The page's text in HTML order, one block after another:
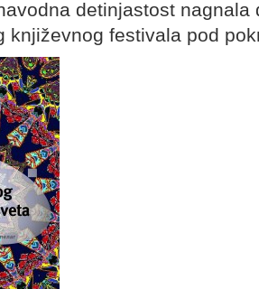
detinjastost nagnala
književnog festivala pod